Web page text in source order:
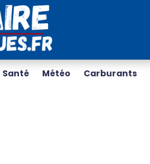
Santé Météo Carburants